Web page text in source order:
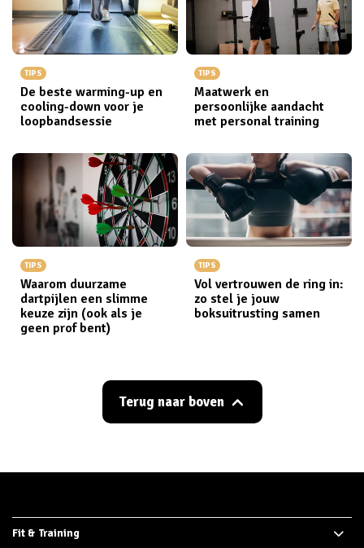
TIPS
De beste warming-up en
cooling-down voor je
loopbandsessie
TIPS
Maatwerk en
persoonlijke aandacht
met personal training
TIPS
Waarom duurzame
dartpijlen een slimme
keuze zijn (ook als je
geen prof bent)
TIPS
Vol vertrouwen de ring in:
zo stel je jouw
boksuitrusting samen
Terug naar boven
Fit & Training